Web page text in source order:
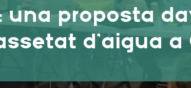
una proposta
d’aigua